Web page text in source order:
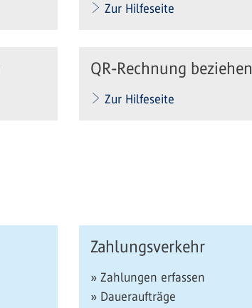
Zur Hilfeseite
QR-Rechnung beziehen
Zur Hilfeseite
Zahlungsverkehr
» Zahlungen erfassen
» Daueraufträge